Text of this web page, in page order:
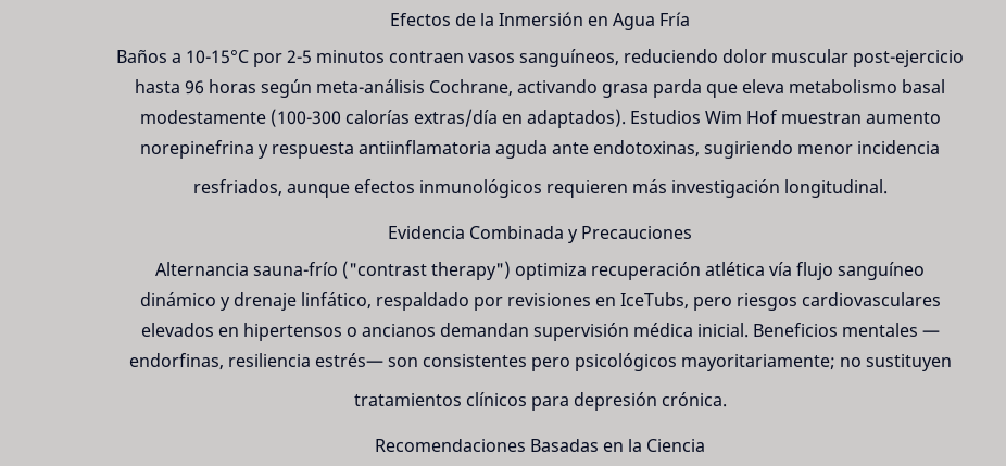
Efectos de la Inmersión en Agua Fría
Baños a 10-15°C por 2-5 minutos contraen vasos sanguíneos, reduciendo dolor muscular post-ejercicio
hasta 96 horas según meta-análisis Cochrane, activando grasa parda que eleva metabolismo basal
modestamente (100-300 calorías extras/día en adaptados). Estudios Wim Hof muestran aumento
norepinefrina y respuesta antiinflamatoria aguda ante endotoxinas, sugiriendo menor incidencia
resfriados, aunque efectos inmunológicos requieren más investigación longitudinal.
Evidencia Combinada y Precauciones
Alternancia sauna-frío ("contrast therapy") optimiza recuperación atlética vía flujo sanguíneo
dinámico y drenaje linfático, respaldado por revisiones en IceTubs, pero riesgos cardiovasculares
elevados en hipertensos o ancianos demandan supervisión médica inicial. Beneficios mentales —
endorfinas, resiliencia estrés— son consistentes pero psicológicos mayoritariamente; no sustituyen
tratamientos clínicos para depresión crónica.
Recomendaciones Basadas en la Ciencia